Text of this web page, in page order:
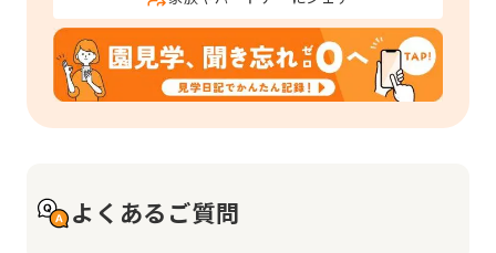
よくあるご質問